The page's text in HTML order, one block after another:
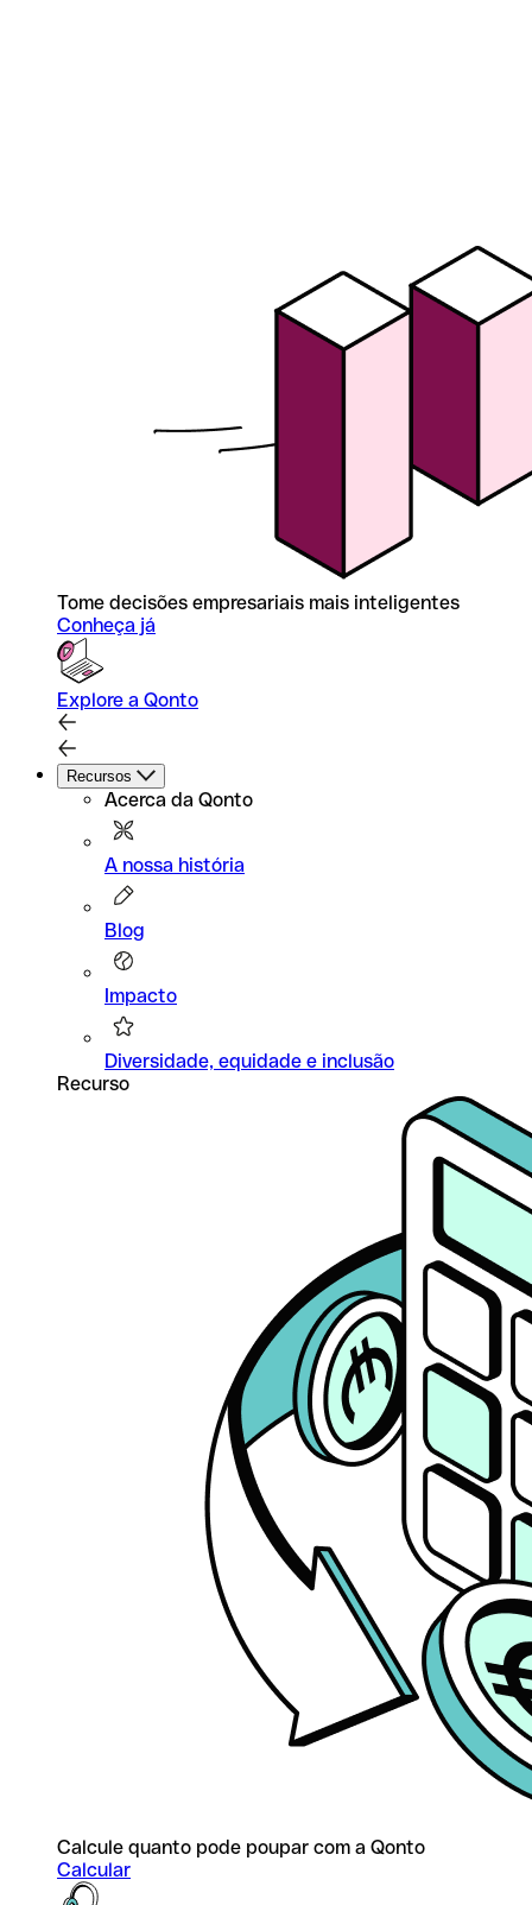
Tome decisões empresariais mais inteligentes
Conheça já
Explore a Qonto
Recursos
Acerca da Qonto
A nossa história
Blog
Impacto
Diversidade, equidade e inclusão
Recurso
Calcule quanto pode poupar com a Qonto
Calcular